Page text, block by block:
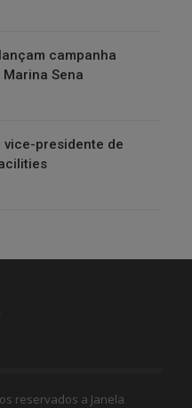
campanha
Sena
vice-presidente de
reservados a Janela